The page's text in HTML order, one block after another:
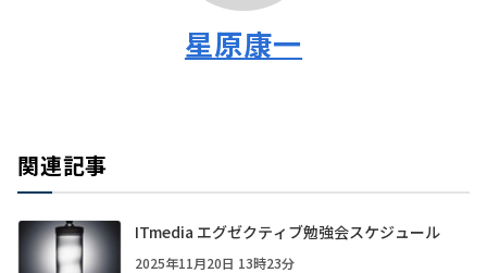
星原康一
関連記事
ITmedia エグゼクティブ勉強会スケジュール
2025年11月20日 13時23分